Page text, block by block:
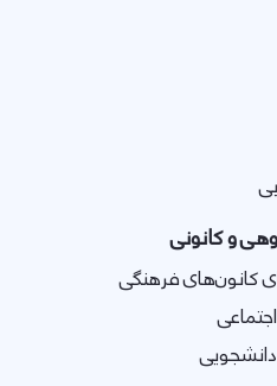
کانون‌های فرهنگی
دانشجویی